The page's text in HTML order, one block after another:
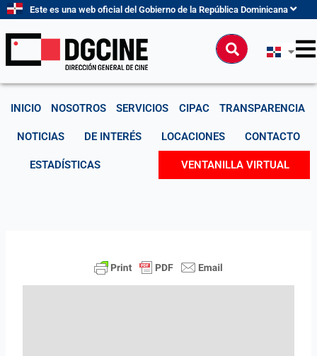
contenido
Este es una web oficial del Gobierno de la República Dominicana
Buscar
INICIO NOSOTROS SERVICIOS CIPAC TRANSPARENCIA
NOTICIAS DE INTERÉS LOCACIONES CONTACTO
ESTADÍSTICAS VENTANILLA VIRTUAL